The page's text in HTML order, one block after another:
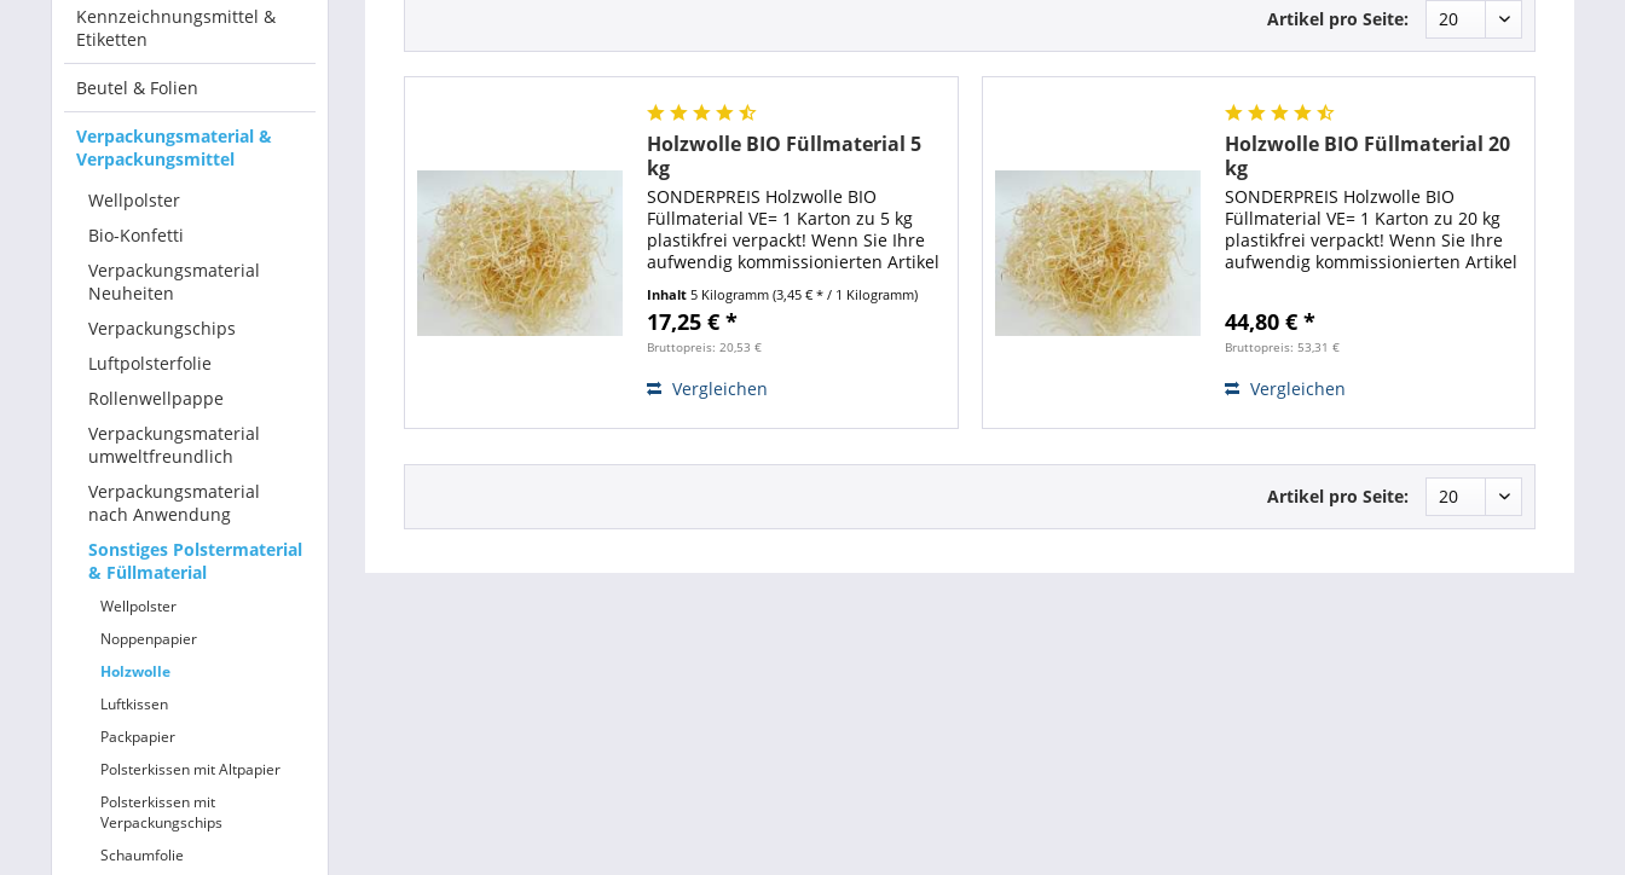
Verpackungsmaterial & Verpackungsmittel
Betriebsausstattung & Lagerausstattung
Tragetaschen & Geschenkverpackungen
Bürobedarf
SALE %
Kennzeichnungsmittel &
Etiketten
Beutel & Folien
Verpackungsmaterial &
Verpackungsmittel
Wellpolster
Bio-Konfetti
Verpackungsmaterial
Neuheiten
Verpackungschips
Luftpolsterfolie
Rollenwellpappe
Verpackungsmaterial
umweltfreundlich
Verpackungsmaterial
nach Anwendung
Sonstiges Polstermaterial
& Füllmaterial
Wellpolster
Noppenpapier
Holzwolle
Luftkissen
Packpapier
Polsterkissen mit Altpapier
Polsterkissen mit
Verpackungschips
Schaumfolie
Artikel pro Seite:
Holzwolle BIO Füllmaterial 5
kg
SONDERPREIS Holzwolle BIO
Füllmaterial VE= 1 Karton zu 5 kg
plastikfrei verpackt! Wenn Sie Ihre
aufwendig kommissionierten Artikel
Empfänger bringen möchten, ist es
sinnvoll diese Ware mit Polster-
und...
Inhalt5 Kilogramm(3,45 € * / 1 Kilogramm)
17,25 € *
Bruttopreis: 20,53 €
Vergleichen
Holzwolle BIO Füllmaterial 20
kg
SONDERPREIS Holzwolle BIO
Füllmaterial VE= 1 Karton zu 20 kg
plastikfrei verpackt! Wenn Sie Ihre
aufwendig kommissionierten Artikel
sinnvoll diese Ware mit Polster-
und...
44,80 € *
Bruttopreis: 53,31 €
Vergleichen
Artikel pro Seite: